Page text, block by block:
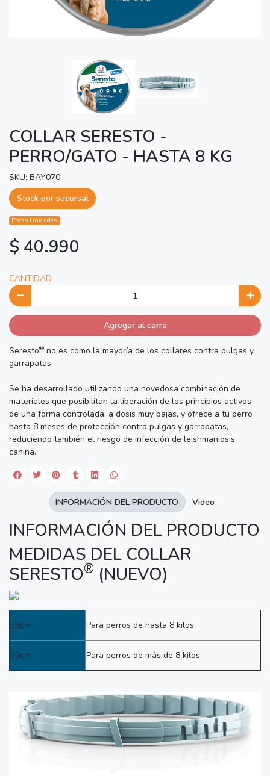
COLLAR SERESTO -
PERRO/GATO - HASTA 8 KG
SKU: BAY070
Stock por sucursal
Pocas Unidades.
$ 40.990
CANTIDAD
Agregar al carro
Seresto® no es como la mayoría de los collares contra pulgas y
garrapatas.
Se ha desarrollado utilizando una novedosa combinación de
materiales que posibilitan la liberación de los principios activos
de una forma controlada, a dosis muy bajas, y ofrece a tu perro
hasta 8 meses de protección contra pulgas y garrapatas,
reduciendo también el riesgo de infección de leishmaniosis
canina.
INFORMACIÓN DEL PRODUCTO
MEDIDAS DEL COLLAR
SERESTO® (NUEVO)
38cm Para perros de hasta 8 kilos
70cm Para perros de más de 8 kilos
INFORMACIÓN DEL PRODUCTO Video